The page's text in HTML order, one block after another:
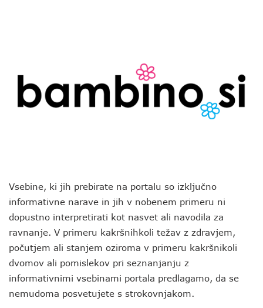
Vsebine, ki jih prebirate na portalu so izključno
informativne narave in jih v nobenem primeru ni
dopustno interpretirati kot nasvet ali navodila za
ravnanje. V primeru kakršnihkoli težav z zdravjem,
počutjem ali stanjem oziroma v primeru kakršnikoli
dvomov ali pomislekov pri seznanjanju z
informativnimi vsebinami portala predlagamo, da se
nemudoma posvetujete s strokovnjakom.